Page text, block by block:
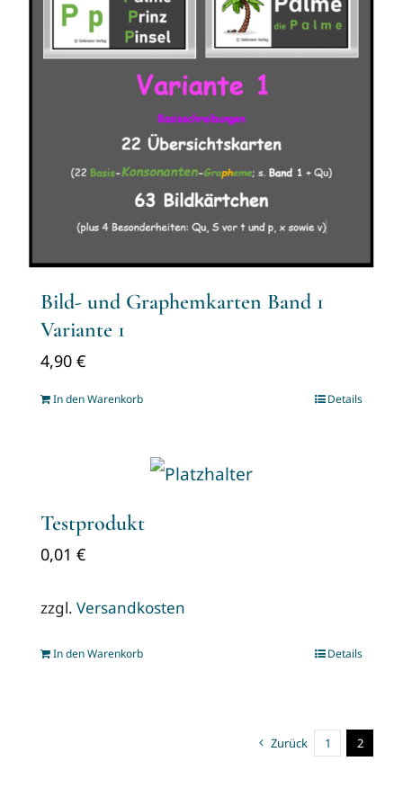
Bild- und Graphemkarten Band 1
Variante 1
4,90 €
In den Warenkorb Details
Testprodukt
0,01 €
zzgl. Versandkosten
In den Warenkorb Details
Zurück 1 2